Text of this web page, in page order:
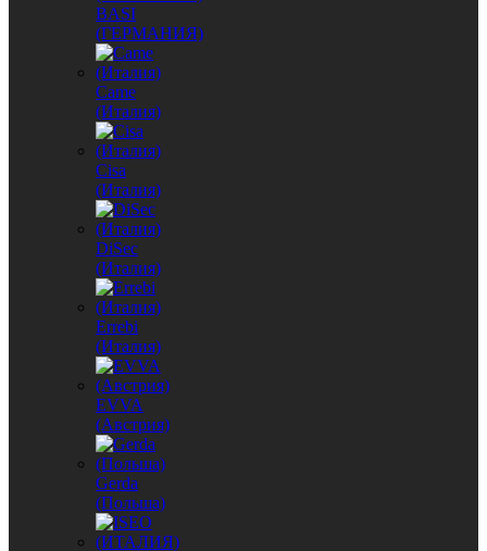
BASI
(ГЕРМАНИЯ)
Came
(Италия)
Cisa
(Италия)
DiSec
(Италия)
Errebi
(Италия)
EVVA
(Австрия)
Gerda
(Польша)